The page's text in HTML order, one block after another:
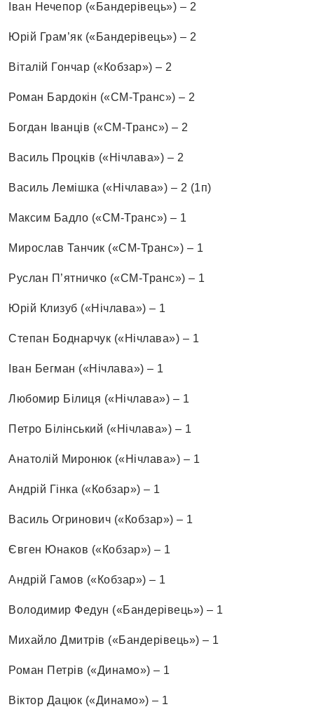
Іван Нечепор («Бандерівець») – 2
Юрій Грам’як («Бандерівець») – 2
Віталій Гончар («Кобзар») – 2
Роман Бардокін («СМ-Транс») – 2
Богдан Іванців («СМ-Транс») – 2
Василь Процків («Нічлава») – 2
Василь Лемішка («Нічлава») – 2 (1п)
Максим Бадло («СМ-Транс») – 1
Мирослав Танчик («СМ-Транс») – 1
Руслан П’ятничко («СМ-Транс») – 1
Юрій Клизуб («Нічлава») – 1
Степан Боднарчук («Нічлава») – 1
Іван Бегман («Нічлава») – 1
Любомир Білиця («Нічлава») – 1
Петро Білінський («Нічлава») – 1
Анатолій Миронюк («Нічлава») – 1
Андрій Гінка («Кобзар») – 1
Василь Огринович («Кобзар») – 1
Євген Юнаков («Кобзар») – 1
Андрій Гамов («Кобзар») – 1
Володимир Федун («Бандерівець») – 1
Михайло Дмитрів («Бандерівець») – 1
Роман Петрів («Динамо») – 1
Віктор Дацюк («Динамо») – 1